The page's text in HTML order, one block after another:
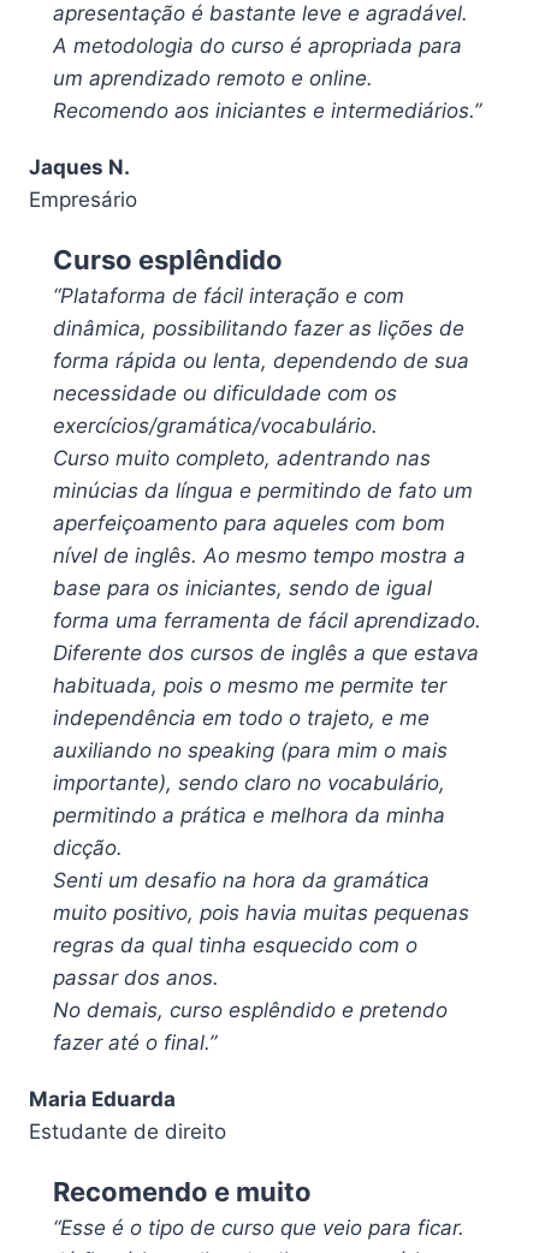
apresentação é bastante leve e agradável.
A metodologia do curso é apropriada para
um aprendizado remoto e online.
Recomendo aos iniciantes e intermediários.”
Jaques N.
Empresário
Curso esplêndido
“Plataforma de fácil interação e com
dinâmica, possibilitando fazer as lições de
forma rápida ou lenta, dependendo de sua
necessidade ou dificuldade com os
exercícios/gramática/vocabulário.
Curso muito completo, adentrando nas
minúcias da língua e permitindo de fato um
aperfeiçoamento para aqueles com bom
nível de inglês. Ao mesmo tempo mostra a
base para os iniciantes, sendo de igual
forma uma ferramenta de fácil aprendizado.
Diferente dos cursos de inglês a que estava
habituada, pois o mesmo me permite ter
independência em todo o trajeto, e me
auxiliando no speaking (para mim o mais
importante), sendo claro no vocabulário,
permitindo a prática e melhora da minha
dicção.
Senti um desafio na hora da gramática
muito positivo, pois havia muitas pequenas
regras da qual tinha esquecido com o
passar dos anos.
No demais, curso esplêndido e pretendo
fazer até o final.”
Maria Eduarda
Estudante de direito
Recomendo e muito
“Esse é o tipo de curso que veio para ficar.